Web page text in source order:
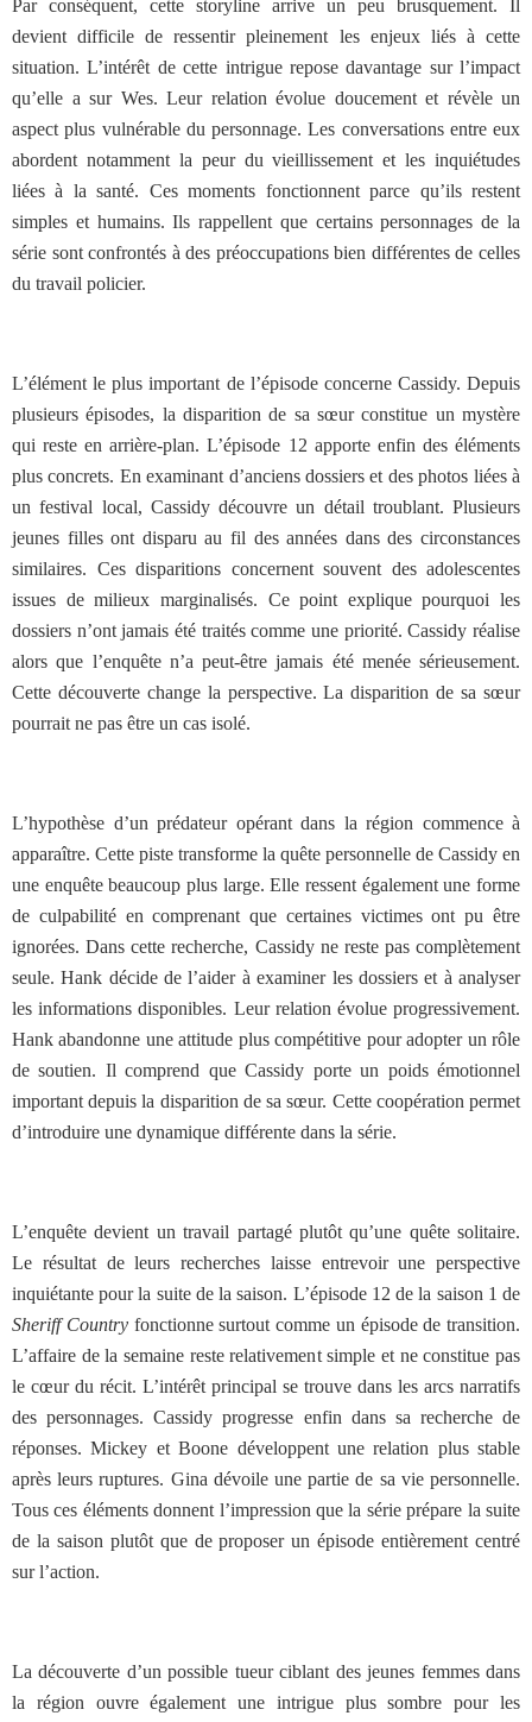
Par conséquent, cette storyline arrive un peu brusquement. Il
devient difficile de ressentir pleinement les enjeux liés à cette
situation. L’intérêt de cette intrigue repose davantage sur l’impact
qu’elle a sur Wes. Leur relation évolue doucement et révèle un
aspect plus vulnérable du personnage. Les conversations entre eux
abordent notamment la peur du vieillissement et les inquiétudes
liées à la santé. Ces moments fonctionnent parce qu’ils restent
simples et humains. Ils rappellent que certains personnages de la
série sont confrontés à des préoccupations bien différentes de celles
du travail policier.
L’élément le plus important de l’épisode concerne Cassidy. Depuis
plusieurs épisodes, la disparition de sa sœur constitue un mystère
qui reste en arrière-plan. L’épisode 12 apporte enfin des éléments
plus concrets. En examinant d’anciens dossiers et des photos liées à
un festival local, Cassidy découvre un détail troublant. Plusieurs
jeunes filles ont disparu au fil des années dans des circonstances
similaires. Ces disparitions concernent souvent des adolescentes
issues de milieux marginalisés. Ce point explique pourquoi les
dossiers n’ont jamais été traités comme une priorité. Cassidy réalise
alors que l’enquête n’a peut-être jamais été menée sérieusement.
Cette découverte change la perspective. La disparition de sa sœur
pourrait ne pas être un cas isolé.
L’hypothèse d’un prédateur opérant dans la région commence à
apparaître. Cette piste transforme la quête personnelle de Cassidy en
une enquête beaucoup plus large. Elle ressent également une forme
de culpabilité en comprenant que certaines victimes ont pu être
ignorées. Dans cette recherche, Cassidy ne reste pas complètement
seule. Hank décide de l’aider à examiner les dossiers et à analyser
les informations disponibles. Leur relation évolue progressivement.
Hank abandonne une attitude plus compétitive pour adopter un rôle
de soutien. Il comprend que Cassidy porte un poids émotionnel
important depuis la disparition de sa sœur. Cette coopération permet
d’introduire une dynamique différente dans la série.
L’enquête devient un travail partagé plutôt qu’une quête solitaire.
Le résultat de leurs recherches laisse entrevoir une perspective
inquiétante pour la suite de la saison. L’épisode 12 de la saison 1 de
Sheriff Countryfonctionne surtout comme un épisode de transition.
L’affaire de la semaine reste relativement simple et ne constitue pas
le cœur du récit. L’intérêt principal se trouve dans les arcs narratifs
des personnages. Cassidy progresse enfin dans sa recherche de
réponses. Mickey et Boone développent une relation plus stable
après leurs ruptures. Gina dévoile une partie de sa vie personnelle.
Tous ces éléments donnent l’impression que la série prépare la suite
de la saison plutôt que de proposer un épisode entièrement centré
sur l’action.
La découverte d’un possible tueur ciblant des jeunes femmes dans
la région ouvre également une intrigue plus sombre pour les